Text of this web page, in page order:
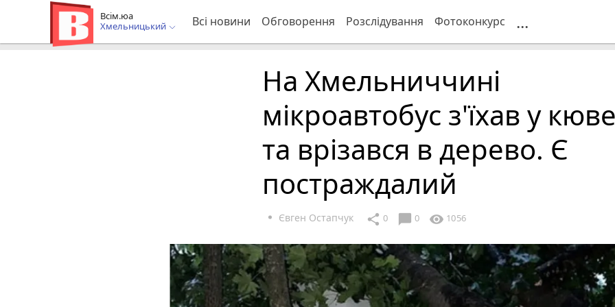
Всім.юа
Хмельницький
Всі новини Обговорення Розслідування Фотоконкурс ...
На Хмельниччині
мікроавтобус з'їхав у
та врізався в дерево. Є
постраждалий
Євген Остапчук share 0 chat_bubble 0 visibility 1056